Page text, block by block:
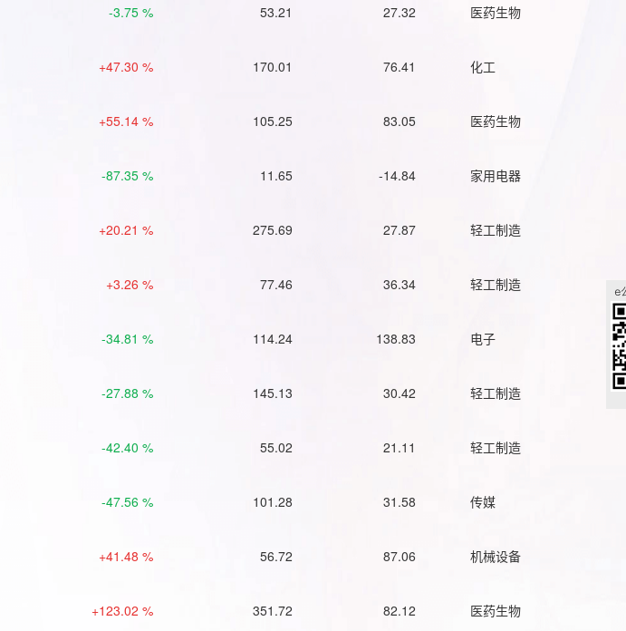
-3.75 % 53.21 27.32 医药生物
+47.30 % 170.01 76.41 化工
+55.14 % 105.25 83.05 医药生物
-87.35 % 11.65 -14.84 家用电器
+20.21 % 275.69 27.87 轻工制造
+3.26 % 77.46 36.34 轻工制造
-34.81 % 114.24 138.83 电子
-27.88 % 145.13 30.42 轻工制造
-42.40 % 55.02 21.11 轻工制造
-47.56 % 101.28 31.58 传媒
+41.48 % 56.72 87.06 机械设备
+123.02 % 351.72 82.12 医药生物